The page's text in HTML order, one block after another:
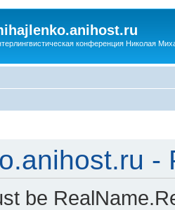
конференция Николая
-
be